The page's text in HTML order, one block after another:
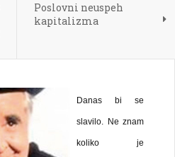
Poslovni neuspeh
kapitalizma
Danas bi se
slavilo. Ne znam
koliko je